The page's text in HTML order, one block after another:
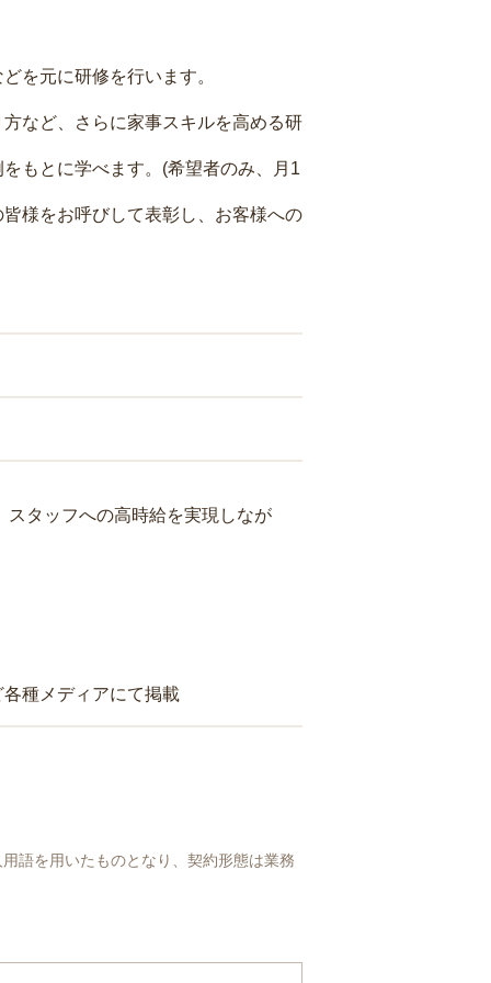
を元に研修を行います。
など、さらに家事スキルを高める研
もとに学べます。(希望者のみ、月1
様をお呼びして表彰し、お客様への
タッフへの高時給を実現しなが
種メディアにて掲載
語を用いたものとなり、契約形態は業務